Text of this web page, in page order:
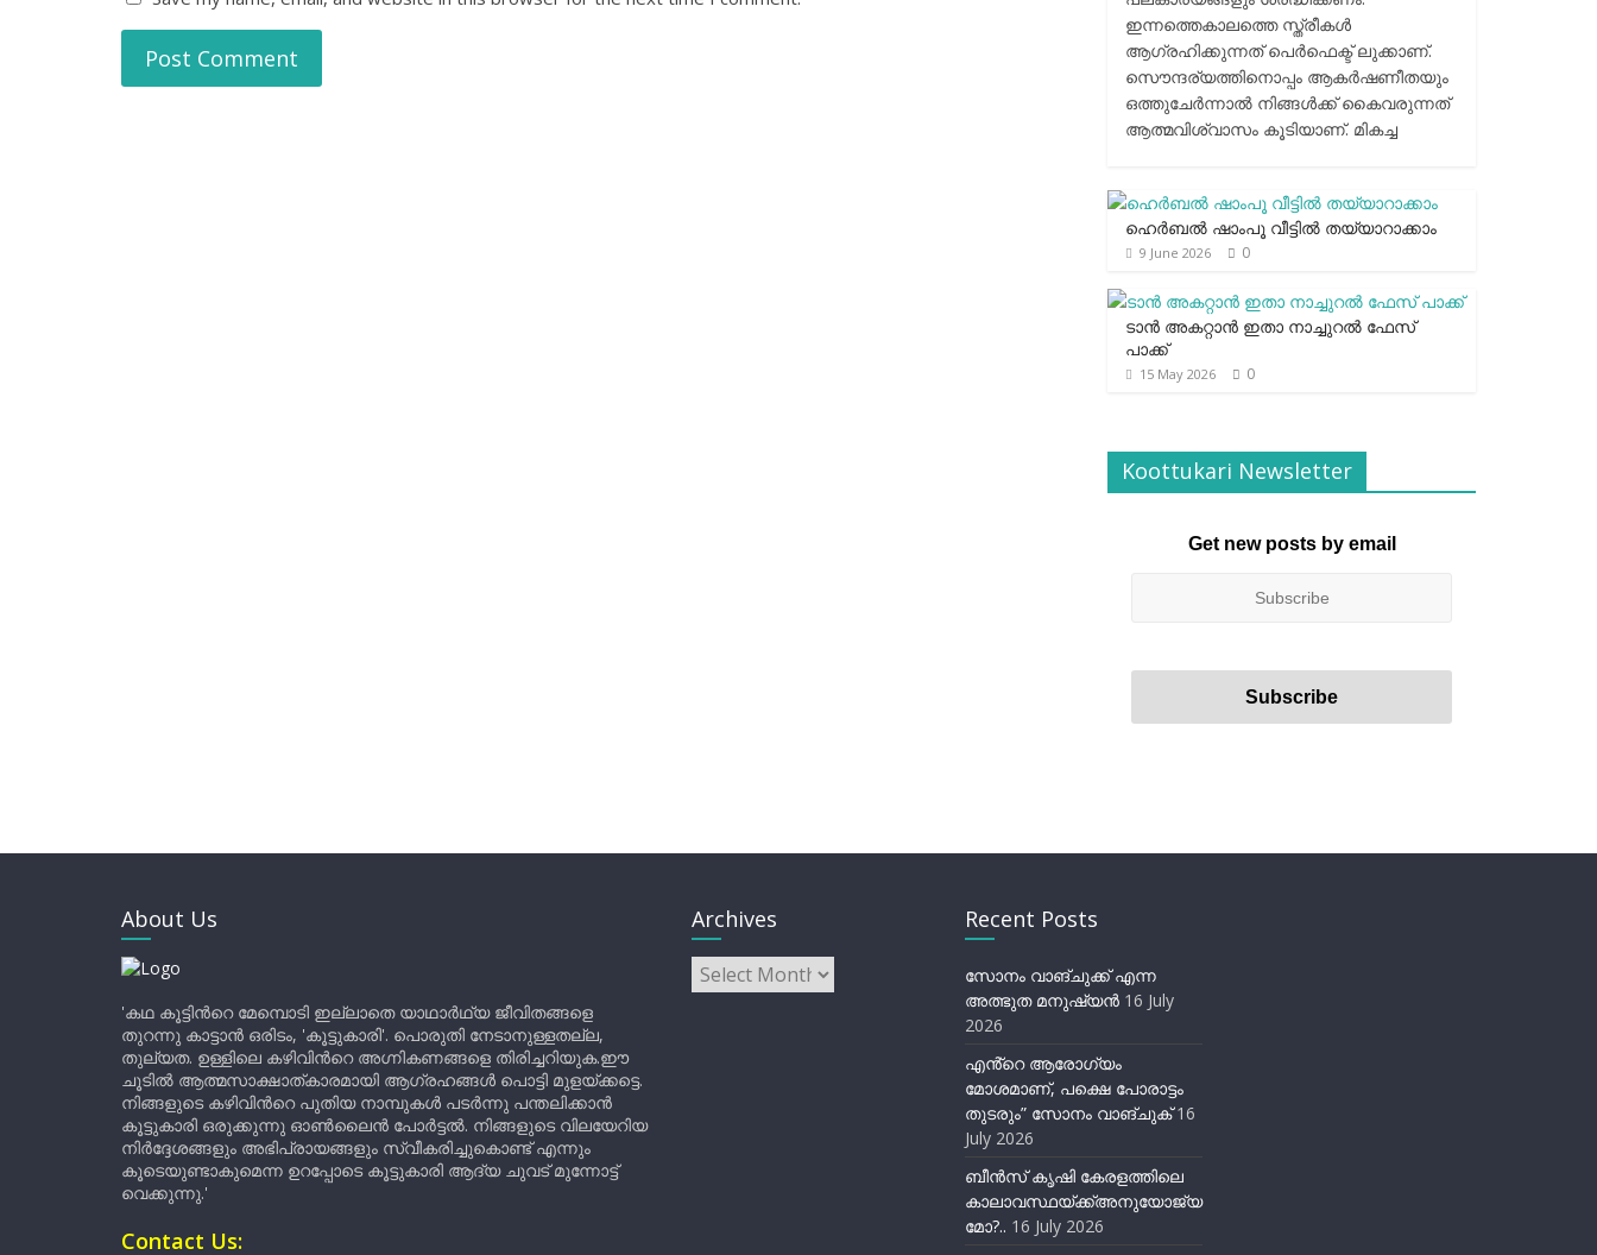
ഇന്നത്തെകാലത്തെ സ്ത്രീകള്‍
ആഗ്രഹിക്കുന്നത് പെര്‍ഫെക്ട് ലുക്കാണ്.
സൌന്ദര്യത്തിനൊപ്പം ആകര്‍ഷണീതയും
ഒത്തുചേര്‍ന്നാല്‍ നിങ്ങള്‍ക്ക് കൈവരുന്നത്
ആത്മവിശ്വാസം കൂടിയാണ്. മികച്ച
ഹെര്‍ബല്‍ ഷാംപൂ വീട്ടില്‍ തയ്യാറാക്കാം
9 June 2026 0
ടാന്‍ അകറ്റാന്‍ ഇതാ നാച്ചുറല്‍ ഫേസ്
പാക്ക്
15 May 2026 0
Koottukari Newsletter
Get new posts by email
About Us
'കഥ കൂട്ടിന്‍റെ മേമ്പൊടി ഇല്ലാതെ യാഥാർഥ്യ ജീവിതങ്ങളെ
തുറന്നു കാട്ടാൻ ഒരിടം, 'കൂട്ടുകാരി'. പൊരുതി നേടാനുള്ളതല്ല,
തുല്യത. ഉള്ളിലെ കഴിവിന്‍റെ അഗ്നികണങ്ങളെ തിരിച്ചറിയുക.ഈ
ചൂടിൽ ആത്മസാക്ഷാത്കാരമായി ആഗ്രഹങ്ങൾ പൊട്ടി മുളയ്ക്കട്ടെ.
നിങ്ങളുടെ കഴിവിന്‍റെ പുതിയ നാമ്പുകൾ പടർന്നു പന്തലിക്കാൻ
കൂട്ടുകാരി ഒരുക്കുന്നു ഓൺലൈൻ പോർട്ടൽ. നിങ്ങളുടെ വിലയേറിയ
നിർദ്ദേശങ്ങളും അഭിപ്രായങ്ങളും സ്വീകരിച്ചുകൊണ്ട് എന്നും
കൂടെയുണ്ടാകുമെന്ന ഉറപ്പോടെ കൂട്ടുകാരി ആദ്യ ചുവട് മുന്നോട്ട്
വെക്കുന്നു.'
Contact Us:
Archives
Archives
Recent Posts
സോനം വാങ്ചുക്ക് എന്ന
അത്ഭുത മനുഷ്യന്‍ 16 July
2026
എൻ്റെ ആരോഗ്യം
മോശമാണ്, പക്ഷെ പോരാട്ടം
തുടരും” സോനം വാങ്ചുക് 16
July 2026
ബീന്‍സ് കൃഷി കേരളത്തിലെ
കാലാവസ്ഥയ്ക്ക്അനുയോജ്യ
മോ?.. 16 July 2026